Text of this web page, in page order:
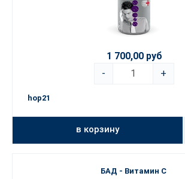
1 700,00 руб
-
+
hop21
в корзину
БАД - Витамин C